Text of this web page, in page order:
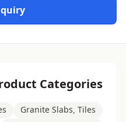
Categories
Granite Slabs, Tiles